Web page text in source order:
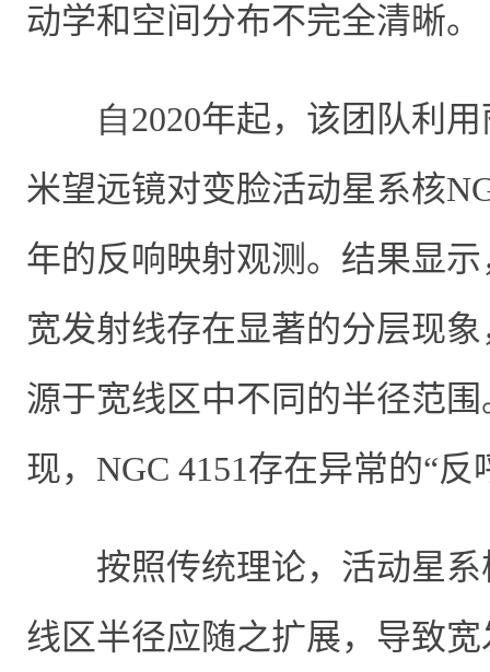
动学和空间分布不完全清晰。
自2020年起，该团队利
米望远镜对变脸活动星系核
年的反响映射观测。结果显示
宽发射线存在显著的分层现
源于宽线区中不同的半径范
现， NGC 4151存在异常的“反
按照传统理论，活动星
线区半径应随之扩展，导致